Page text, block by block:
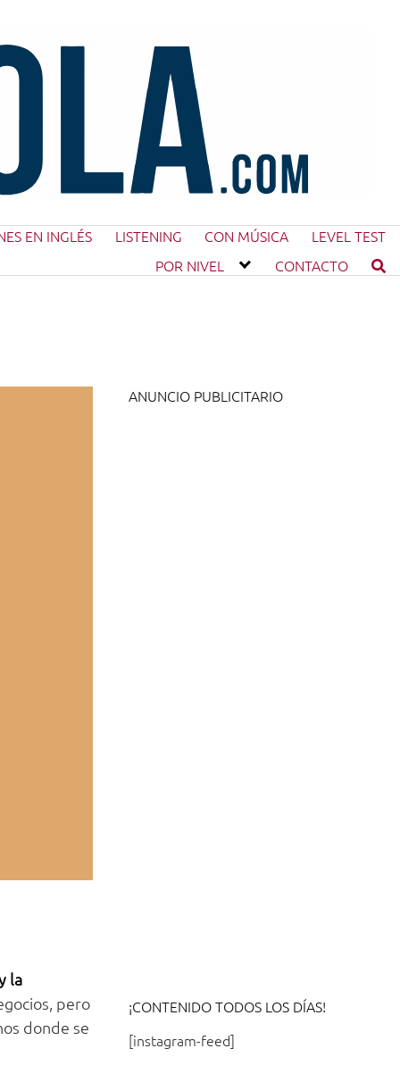
EN INGLÉS LISTENING CON MÚSICA
LEVEL TEST
POR NIVEL
CONTACTO
la
pero
donde se
ANUNCIO PUBLICITARIO
¡CONTENIDO TODOS LOS DÍAS!
[instagram-feed]